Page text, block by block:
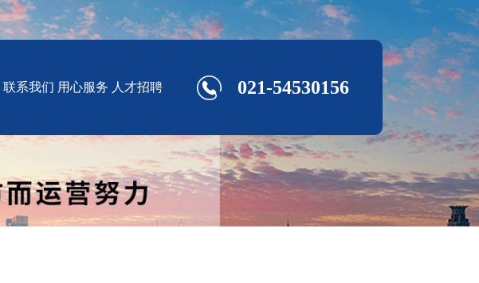
联系我们 用心服务 人才招聘 021-54530156